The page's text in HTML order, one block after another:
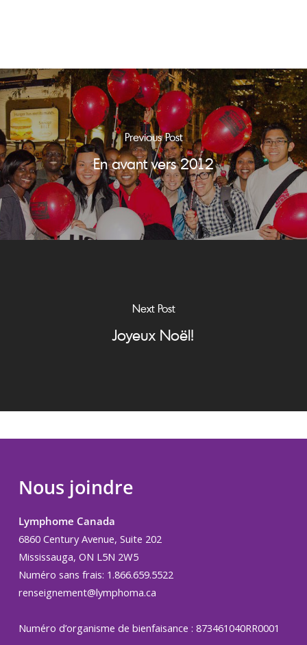
Previous Post
En avant vers 2012
Next Post
Joyeux Noël!
Nous joindre
Lymphome Canada
6860 Century Avenue, Suite 202
Mississauga, ON L5N 2W5
Numéro sans frais: 1.866.659.5522
renseignement@lymphoma.ca
Numéro d’organisme de bienfaisance : 873461040RR0001